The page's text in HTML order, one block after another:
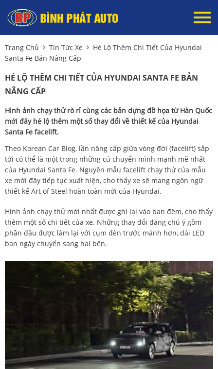
Trang Chủ Tin Tức Xe
Hé Lộ Thêm Chi Tiết Của Hyundai
Santa Fe Bản Nâng Cấp
HÉ LỘ THÊM CHI TIẾT CỦA HYUNDAI SANTA FE BẢN
NÂNG CẤP
Hình ảnh chạy thử rò rỉ cùng các bản dựng đồ họa từ Hàn Quốc
mới đây hé lộ thêm một số thay đổi về thiết kế của Hyundai
Santa Fe facelift.
Theo Korean Car Blog, lần nâng cấp giữa vòng đời (facelift) sắp
tới có thể là một trong những cú chuyển mình mạnh mẽ nhất
của Hyundai Santa Fe. Nguyên mẫu facelift chạy thử của mẫu
xe mới đây tiếp tục xuất hiện, cho thấy xe sẽ mang ngôn ngữ
thiết kế Art of Steel hoàn toàn mới của Hyundai.
Hình ảnh chạy thử mới nhất được ghi lại vào ban đêm, cho thấy
thêm một số chi tiết của xe. Những thay đổi đáng chú ý gồm
phần đầu được làm lại với cụm đèn trước mảnh hơn, dải LED
ban ngày chuyển sang hai bên.